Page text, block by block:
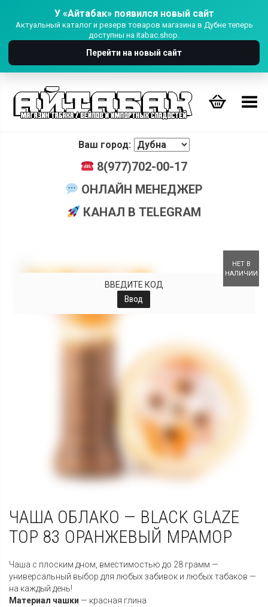
У «Айтабак» появился новый сайт
Актуальный каталог и резерв товаров магазина в Дубне теперь
доступны на itabac.shop.
Перейти на новый сайт
Переключить Меню
Ваш город:
8(977)702-00-17
ОНЛАЙН МЕНЕДЖЕР
КАНАЛ В TELEGRAM
НЕТ В
НАЛИЧИИ
ВВЕДИТЕ КОД
Ввод
+
ЧАША ОБЛАКО — BLACK GLAZE
TOP 83 ОРАНЖЕВЫЙ МРАМОР
Чаша с плоским дном, вместимостью до 28 грамм —
универсальный выбор для любых забивок и любых табаков —
на каждый день!
Материал чашки — красная глина